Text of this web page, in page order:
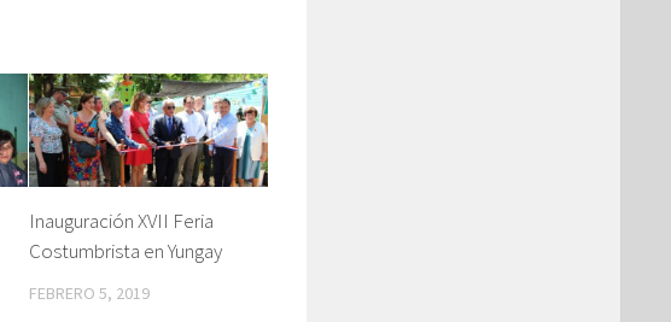
Inauguración XVII Feria
Costumbrista en Yungay
FEBRERO 5, 2019